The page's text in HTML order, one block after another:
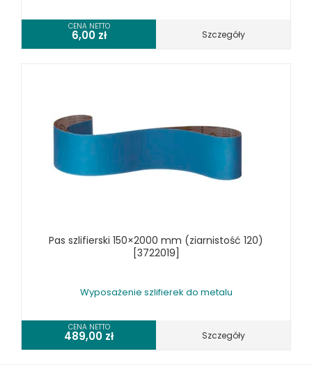
WYPOSAŻENIE WIERTAREK DO METALU
WYPOSAŻENIE WYKRAWAREK
URZĄDZENIA WARSZTATOWE I TRANSPORTOWE
SPRZĘT CZYSZCZĄCY
SPRĘŻARKI I NARZĘDZIA PNEUMATYCZNE
KOSZT DOSTAWY
CENA NETTO
6,00 zł Szczegóły
Pas szlifierski 150×2000 mm (ziarnistość 120)
[3722019]
Wyposażenie szlifierek do metalu
CENA NETTO
489,00 zł Szczegóły